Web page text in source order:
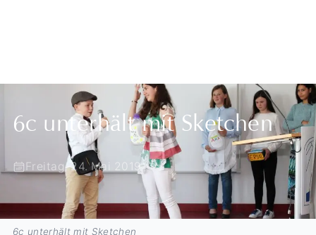
6c unterhält mit Sketchen
Freitag, 24. Mai 2019
6c unterhält mit Sketchen